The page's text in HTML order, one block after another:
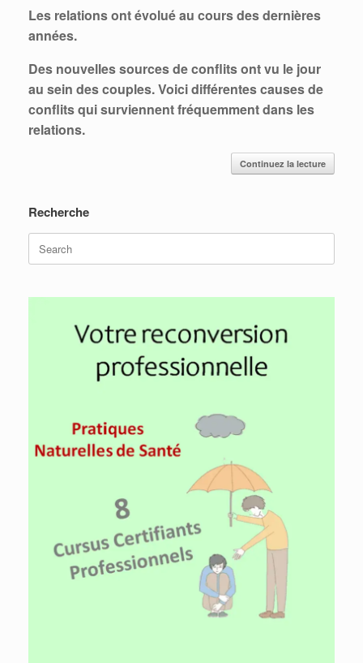
Les relations ont évolué au cours des dernières
années.
Des nouvelles sources de conflits ont vu le jour
au sein des couples.Voici différentes causes de
conflits qui surviennent fréquemment dans les
relations.
Continuez la lecture
Recherche
Search
for: